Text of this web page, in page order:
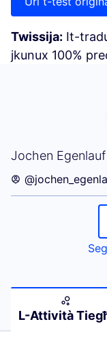
Twissija: It-
jkunux 100%
Jochen Egenlauf
L-Attività Tiegħi
L-Attività